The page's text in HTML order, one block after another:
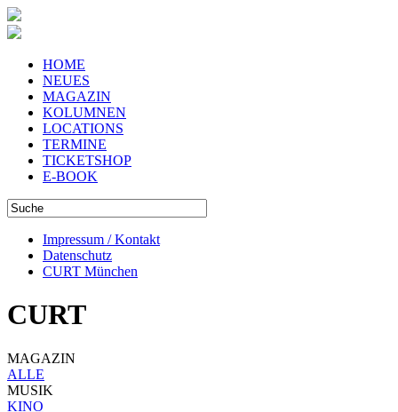
HOME
NEUES
MAGAZIN
KOLUMNEN
LOCATIONS
TERMINE
TICKETSHOP
E-BOOK
Impressum / Kontakt
Datenschutz
CURT München
CURT
MAGAZIN
ALLE
MUSIK
KINO